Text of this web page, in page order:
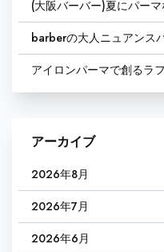
(大阪バーバー)夏にパーマ
barberの大人ニュアンス
アイロンパーマで創るラ
アーカイブ
2026年8月
2026年7月
2026年6月